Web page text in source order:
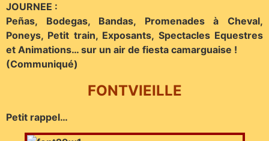
JOURNEE :
Peñas, Bodegas, Bandas, Promenades à Cheval,
Poneys, Petit train, Exposants, Spectacles Equestres
et Animations… sur un air de fiesta camarguaise !
(Communiqué)
FONTVIEILLE
Petit rappel…